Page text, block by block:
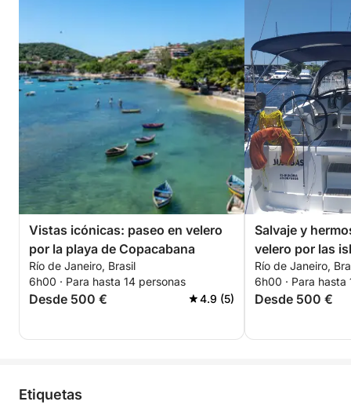
Vistas icónicas: paseo en velero
por la playa de Copacabana
Río de Janeiro, Brasil
6h00 · Para hasta 14 personas
Desde 500 € 4.9 (5)
Salvaje y
velero por las
Río de Janeiro,
6h00 · Para hasta
Desde 500 €
Etiquetas